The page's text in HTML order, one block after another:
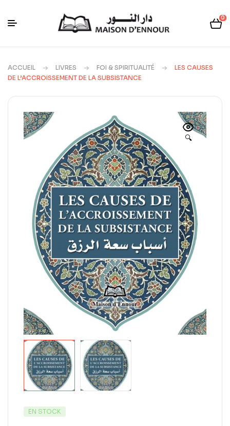
0
ACCUEIL LIVRES FOI & SPIRITUALITÉ
LES CAUSES
DE L’ACCROISSEMENT DE LA SUBSISTANCE
🔍
EN STOCK